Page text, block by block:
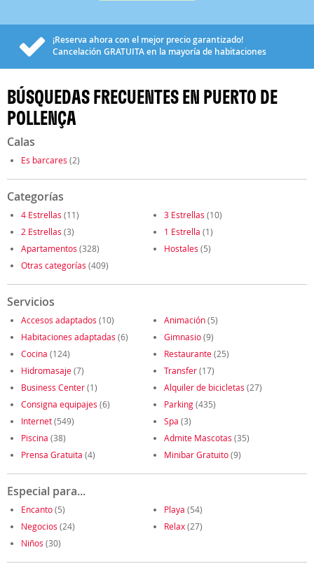
¡Reserva ahora con el mejor precio garantizado!
Cancelación GRATUITAen la mayoría de habitaciones
BÚSQUEDAS FRECUENTES EN PUERTO DE
POLLENÇA
Calas
Es barcares (2)
Categorías
4 Estrellas (11) 3 Estrellas (10)
2 Estrellas (3) 1 Estrella (1)
Apartamentos (328) Hostales (5)
Otras categorías (409)
Servicios
Accesos adaptados (10) Animación(5)
Habitaciones adaptadas (6) Gimnasio(9)
Cocina (124) Restaurante(25)
Hidromasaje(7) Transfer(17)
Business Center(1) Alquiler de bicicletas (27)
Consigna equipajes (6) Parking(435)
Internet(549) Spa (3)
Piscina (38) Admite Mascotas (35)
Prensa Gratuita (4) Minibar Gratuito(9)
Especial para...
Encanto(5) Playa (54)
Negocios (24) Relax(27)
Niños (30)